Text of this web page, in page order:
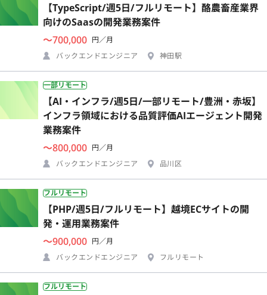
【TypeScript/週5日/フルリモート】酪農畜産業界
向けのSaasの開発業務案件
〜700,000 円／月
バックエンドエンジニア
神田駅
一部リモート
【AI・インフラ/週5日/一部リモート/豊洲・赤坂】
インフラ領域における品質評価AIエージェント開発
業務案件
〜800,000 円／月
バックエンドエンジニア
品川区
フルリモート
【PHP/週5日/フルリモート】越境ECサイトの開
発・運用業務案件
〜900,000 円／月
バックエンドエンジニア
フルリモート
フルリモート